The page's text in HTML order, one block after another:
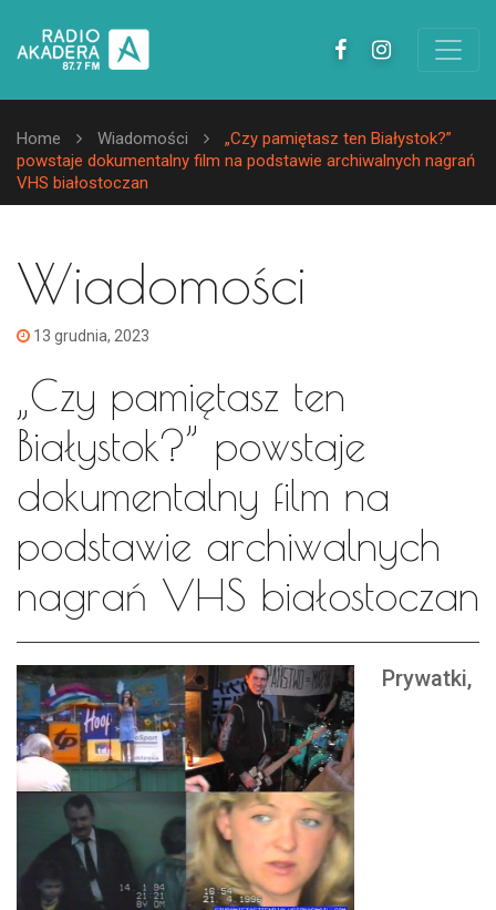
Home Wiadomości
„Czy pamiętasz ten Białystok?”
powstaje dokumentalny film na podstawie archiwalnych nagrań
VHS białostoczan
Wiadomości
13 grudnia, 2023
„Czy pamiętasz ten
Białystok?” powstaje
dokumentalny film na
podstawie archiwalnych
nagrań VHS białostoczan
Prywatki,